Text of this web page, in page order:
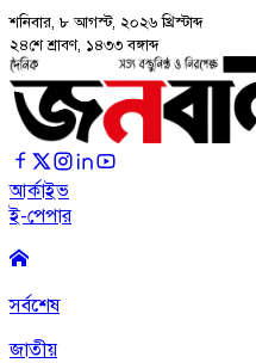
শনিবার, ৮ আগস্ট, ২০২৬ খ্রিস্টাব্দ
২৪শে শ্রাবণ, ১৪৩৩ বঙ্গাব্দ
আর্কাইভ
ই-পেপার
সর্বশেষ
জাতীয়